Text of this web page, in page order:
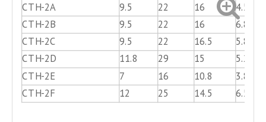
CTH-2A
9.5 22 16
4.5
CTH-2B
9.5 22 16 6.8
CTH-2C 9.5 22 16.5
5.8
CTH-2D
11.8 29 15
5.2
CTH-2E
7 16 10.8
3.8
CTH-2F
12 25 14.5 6.5